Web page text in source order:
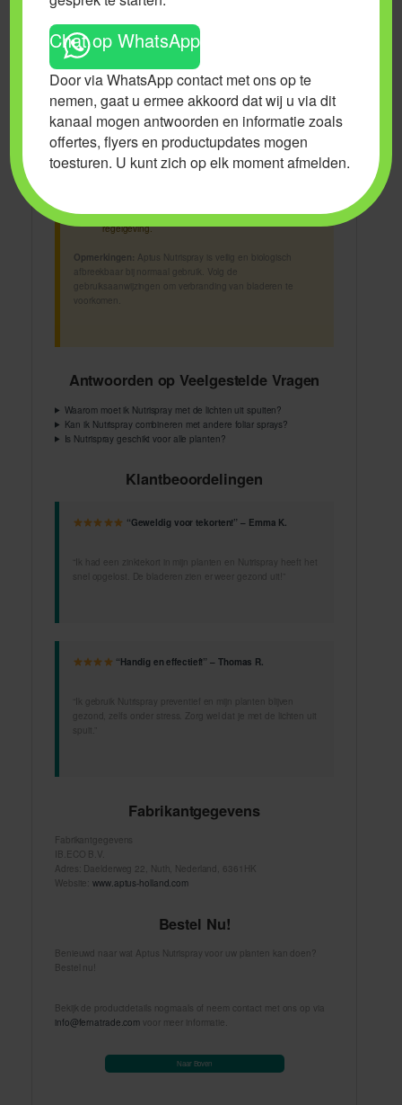
Veiligheidsinformatie
Voorzorgsmaatregelen (P-codes)
Buiten het bereik van kinderen houden.
P264:Na gebruik de handen grondig wassen.
P305+P351+P338:BIJ CONTACT MET DE OGEN:
Voorzichtig spoelen met water gedurende een aantal
minuten; contactlenzen verwijderen, indien mogelijk;
P501:Inhoud/verpakking afvoeren volgens lokale
regelgeving.
Opmerkingen: Aptus Nutrispray is veilig en biologisch
afbreekbaar bij normaal gebruik. Volg de
gebruiksaanwijzingen om verbranding van bladeren te
voorkomen.
Antwoorden op Veelgestelde Vragen
Waarom moet ik Nutrispray met de lichten uit spuiten?
Kan ik Nutrispray combineren met andere foliar sprays?
Is Nutrispray geschikt voor alle planten?
Klantbeoordelingen
“Geweldig voor tekorten!” – Emma K.
“Ik had een zinktekort in mijn planten en Nutrispray heeft het
snel opgelost. De bladeren zien er weer gezond uit!”
“Handig en effectief!” – Thomas R.
“Ik gebruik Nutrispray preventief en mijn planten blijven
gezond, zelfs onder stress. Zorg wel dat je met de lichten uit
Fabrikantgegevens
Fabrikantgegevens
IB.ECO B.V.
Adres: Daelderweg 22, Nuth, Nederland, 6361HK
Website:www.aptus-holland.com
Bestel Nu!
Benieuwd naar wat Aptus Nutrispray voor uw planten kan doen?
Bestel nu!
Bekijk de productdetails nogmaals of neem contact met ons op via
info@fernatrade.com voor meer informatie.
Naar Boven
Chat op WhatsApp
Door via WhatsApp contact met ons op te
nemen, gaat u ermee akkoord dat wij u via dit
kanaal mogen antwoorden en informatie zoals
offertes, flyers en productupdates mogen
toesturen. U kunt zich op elk moment afmelden.